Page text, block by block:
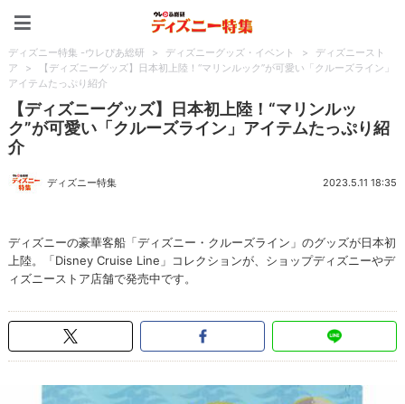
ディズニー特集 -ウレぴあ総研 > ディズニーグッズ・イベント >
ディズニースト
ア
>
【ディズニーグッズ】日本初上陸！“マリンルック”が可愛い「クルーズライン」
アイテムたっぷり紹介
【ディズニーグッズ】日本初上陸！“マリンルッ
ク”が可愛い「クルーズライン」アイテムたっぷり紹
介
ディズニー特集 2023.5.11 18:35
ディズニーの豪華客船「ディズニー・クルーズライン」のグッズが日本初
上陸。「Disney Cruise Line」コレクションが、ショップディズニーやデ
ィズニーストア店舗で発売中です。